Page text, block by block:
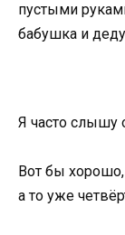
пустыми
бабушка и
Я часто слышу
Вот бы
а то уже